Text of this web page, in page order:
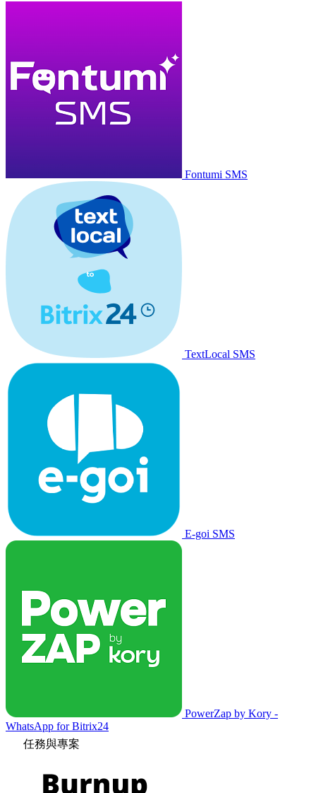
Fontumi SMS
TextLocal SMS
E-goi SMS
PowerZap by Kory -
WhatsApp for Bitrix24
任務與專案